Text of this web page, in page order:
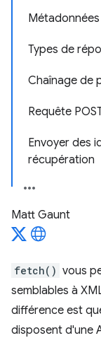
Types de
Chaînage de
Requête
Envoyer des
récupération
Matt Gaunt
fetch() vous
semblables à
différence est
disposent d'une